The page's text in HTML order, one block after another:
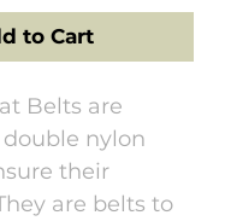
to Cart
Belts are
nylon
their
are belts to